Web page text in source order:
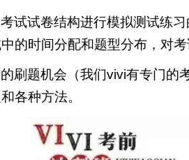
试试卷结构进行模拟测试练
的时间分配和题型分布，对考
刷题机会（我们vivi有专门的
各种方法。